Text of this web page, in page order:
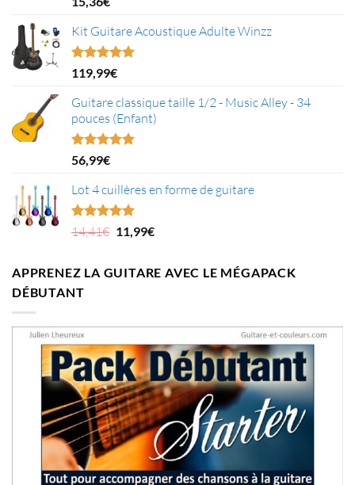
sur 5
Kit Guitare Acoustique Adulte Winzz
Note5.00
sur 5
119,99€
Guitare classique taille 1/2 - Music Alley - 34
pouces (Enfant)
Note5.00
sur 5
56,99€
Lot 4 cuillères en forme de guitare
Note5.00
sur 5
14,41€ Le
était :
11,99€Le
est :
APPRENEZ LA GUITARE AVEC LE MÉGAPACK
DÉBUTANT